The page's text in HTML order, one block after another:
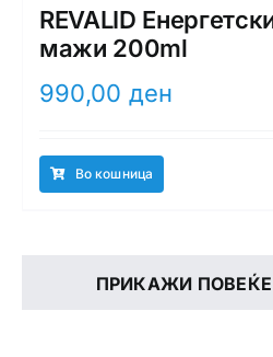
REVALID
мажи 200ml
990,00 ден
Во кошница
ПРИКАЖИ